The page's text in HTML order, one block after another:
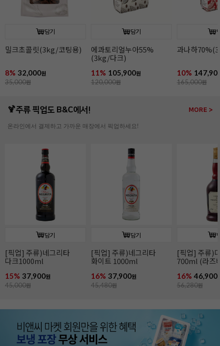
담기
과나하70%(3kg/다크)
10% 147,900
165,000원
담기
이보아르35%(3kg/
화이트)
9% 149,900원
165,000원
오팔리스
13%
190,000원
🍹주류 픽업도 B&C에서! MORE >
온라인에서 결제하고 가까운 매장에서 픽업하세요!
담기
[픽업] 주류)디종 산딸기
700ml (라즈베리)
16% 46,900원
56,280원
담기
[픽업] 주류)꼬인트루
(코인트로) 700ml
16% 41,900원
49,900원
[픽업] 주류)
1000ml
16% 86,900
104,280원